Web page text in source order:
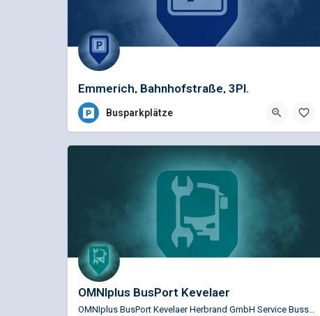
Emmerich, Bahnhofstraße, 3Pl.
Busparkplätze
OMNIplus BusPort Kevelaer
OMNIplus BusPort Kevelaer Herbrand GmbH Service Busspezifische Reparaturen für die Marken…